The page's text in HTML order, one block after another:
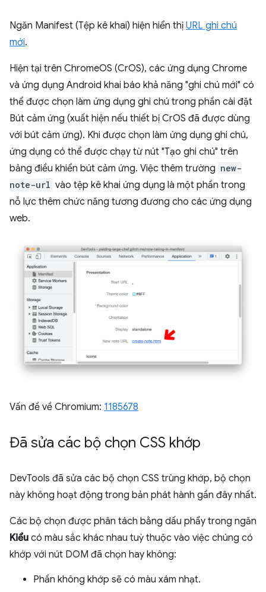
Ngăn Manifest (Tệp kê khai) hiện hiển thị URL ghi chú
mới.
Hiện tại trên ChromeOS (CrOS), các ứng dụng Chrome
và ứng dụng Android khai báo khả năng "ghi chú mới" có
thể được chọn làm ứng dụng ghi chú trong phần cài đặt
Bút cảm ứng (xuất hiện nếu thiết bị CrOS đã được dùng
với bút cảm ứng). Khi được chọn làm ứng dụng ghi chú,
ứng dụng có thể được chạy từ nút "Tạo ghi chú" trên
bảng điều khiển bút cảm ứng. Việc thêm trường new-
note-url vào tệp kê khai ứng dụng là một phần trong
nỗ lực thêm chức năng tương đương cho các ứng dụng
web.
Vấn đề về Chromium: 1185678
Đã sửa các bộ chọn CSS khớp
DevTools đã sửa các bộ chọn CSS trùng khớp, bộ chọn
này không hoạt động trong bản phát hành gần đây nhất.
Các bộ chọn được phân tách bằng dấu phẩy trong ngăn
Kiểu có màu sắc khác nhau tuỳ thuộc vào việc chúng có
khớp với nút DOM đã chọn hay không:
Phần không khớp sẽ có màu xám nhạt.